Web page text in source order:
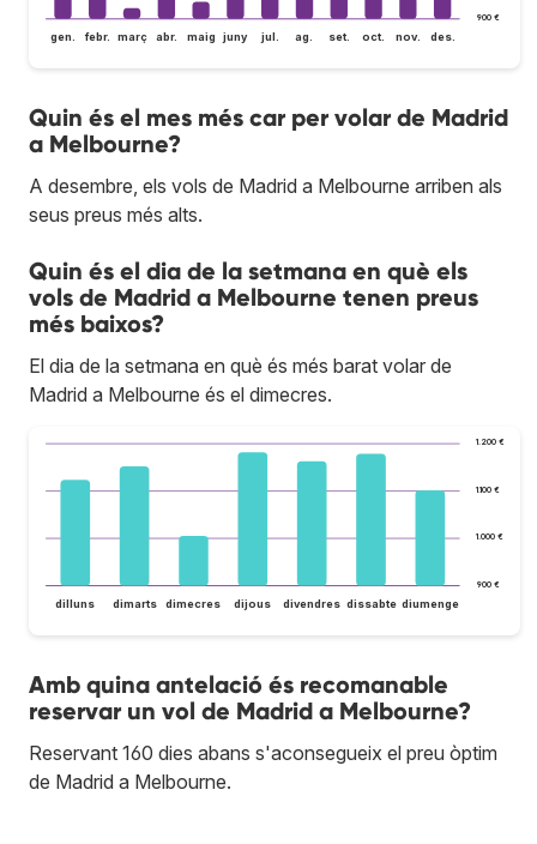
900 €
gen. febr. març abr. maig juny jul. ag. set. oct. nov. des.
Quin és el mes més car per volar de Madrid
a Melbourne?
A desembre, els vols de Madrid a Melbourne arriben als
seus preus més alts.
Quin és el dia de la setmana en què els
vols de Madrid a Melbourne tenen preus
més baixos?
El dia de la setmana en què és més barat volar de
Madrid a Melbourne és el dimecres.
900 €
1.000 €
1.100 €
1.200 €
dilluns dimarts dimecres dijous divendres dissabte diumenge
Amb quina antelació és recomanable
reservar un vol de Madrid a Melbourne?
Reservant 160 dies abans s'aconsegueix el preu òptim
de Madrid a Melbourne.